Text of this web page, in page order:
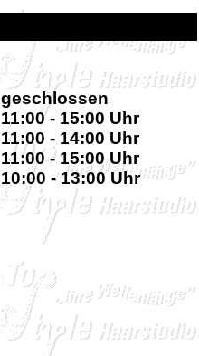
geschlossen
11:00 - 15:00 Uhr
11:00 - 14:00 Uhr
11:00 - 15:00 Uhr
10:00 - 13:00 Uhr